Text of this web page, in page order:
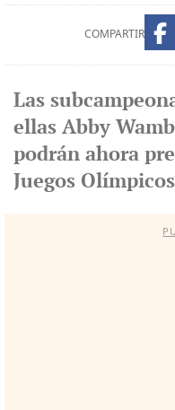
COMPARTIR
Las
ellas Abby
podrán ahora
Juegos